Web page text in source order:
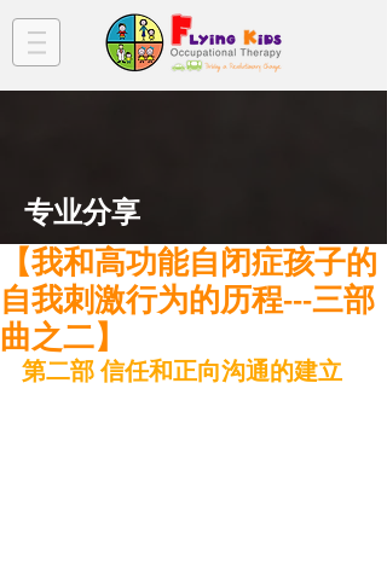
​专业分享
【我和高功能自闭症孩子的
自我刺激行为的历程---三部
曲之二】
第二部 信任和正向沟通的建立